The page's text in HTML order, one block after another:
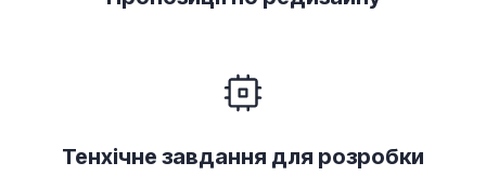
Тенхічне завдання для розробки